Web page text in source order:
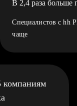
В 2,4 раза больше
Специалистов с hh
чаще
компаниям